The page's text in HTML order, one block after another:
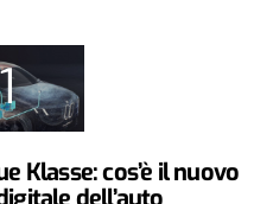
Klasse: cos’è il nuovo